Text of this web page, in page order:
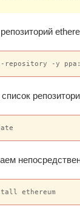
repository -y
ethereum